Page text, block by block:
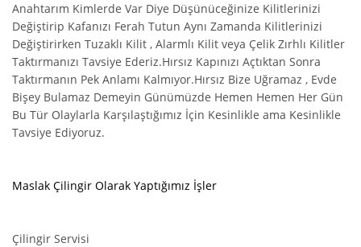
Anahtarım Kimlerde Var Diye Düşünüceğinize Kilitlerinizi
Değiştirip Kafanızı Ferah Tutun Aynı Zamanda Kilitlerinizi
Değiştirirken Tuzaklı Kilit , Alarmlı Kilit veya Çelik Zırhlı Kilitler
Taktırmanızı Tavsiye Ederiz.Hırsız Kapınızı Açtıktan Sonra
Taktırmanın Pek Anlamı Kalmıyor.Hırsız Bize Uğramaz , Evde
Bişey Bulamaz Demeyin Günümüzde Hemen Hemen Her Gün
Bu Tür Olaylarla Karşılaştığımız İçin Kesinlikle ama Kesinlikle
Tavsiye Ediyoruz.
Maslak Çilingir Olarak Yaptığımız İşler
Çilingir Servisi